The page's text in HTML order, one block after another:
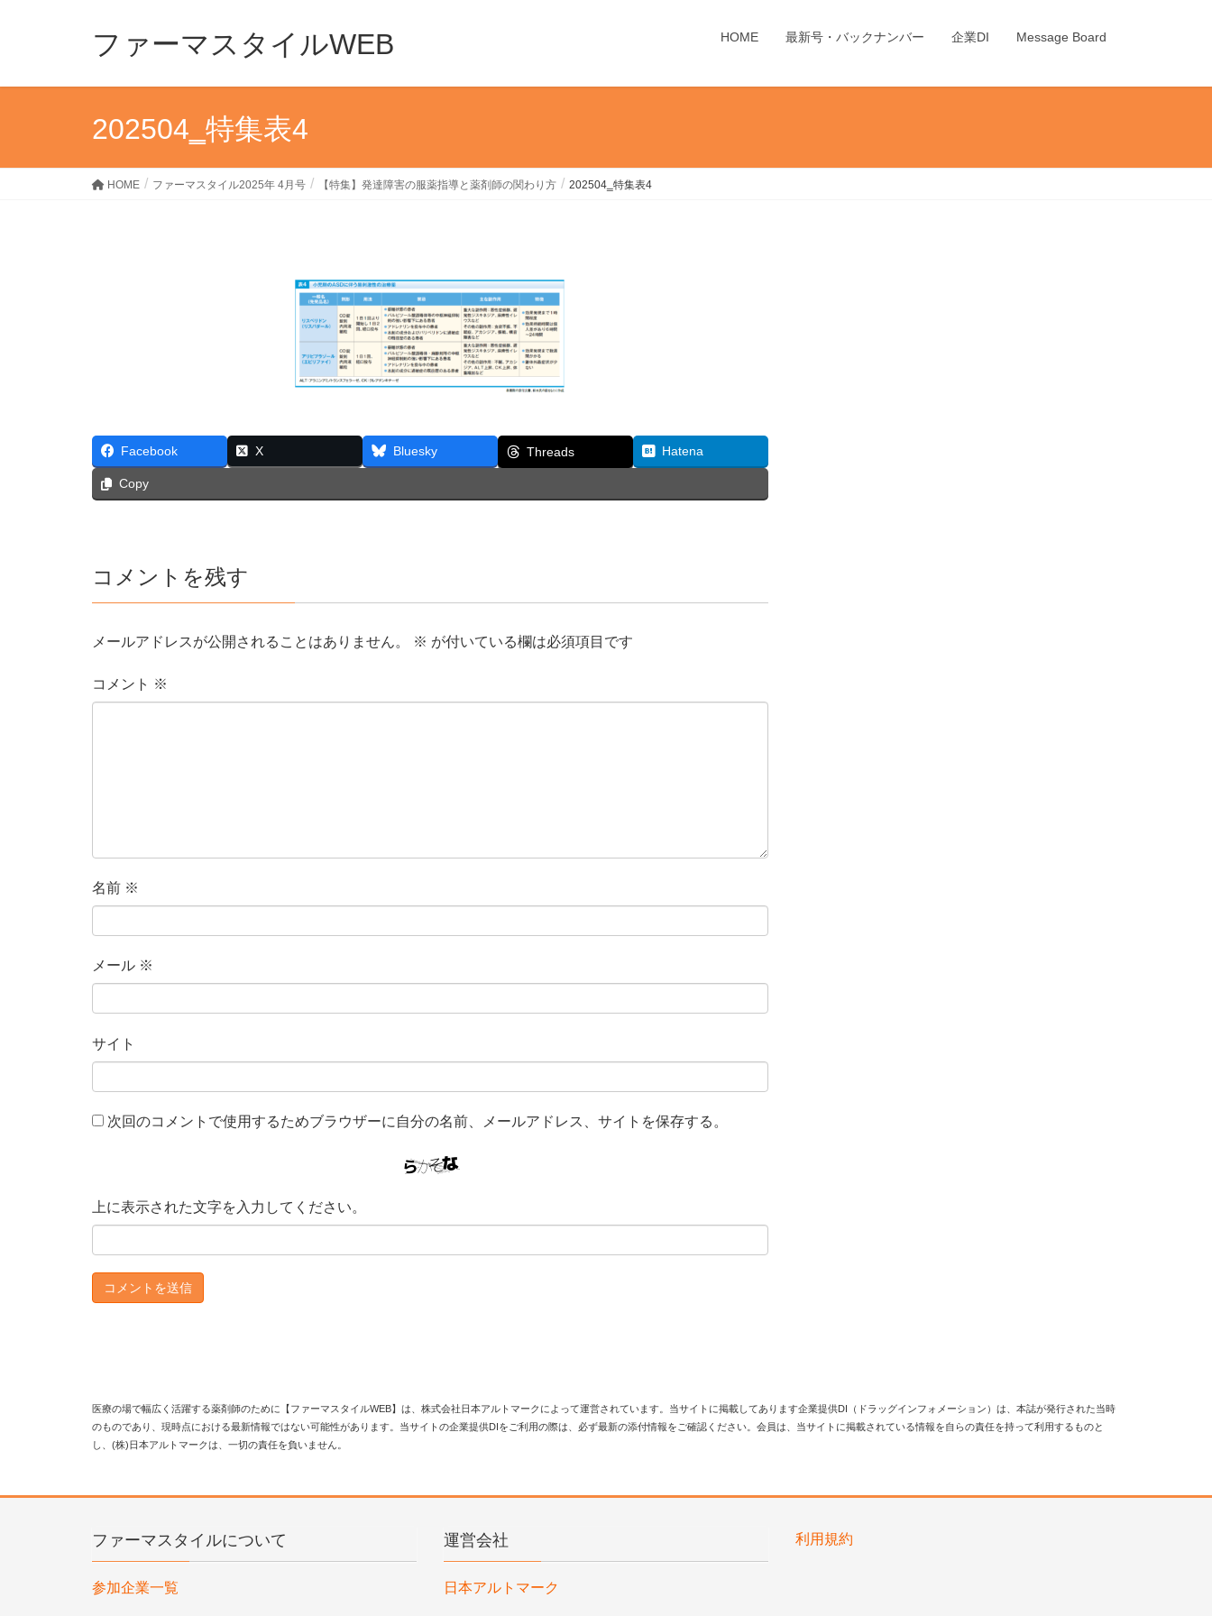
ファーマスタイルWEB HOME 最新号・バックナンバー 企業DI Message Board
202504‗特集表4
HOME ファーマスタイル2025年 4月号 【特集】発達障害の服薬指導と薬剤師の関わり方 202504‗特集表4
Facebook X Bluesky Threads Hatena
Copy
コメントを残す
メールアドレスが公開されることはありません。 ※ が付いている欄は必須項目です
コメント ※
名前 ※
メール ※
サイト
次回のコメントで使用するためブラウザーに自分の名前、メールアドレス、サイトを保存する。
上に表示された文字を入力してください。
医療の場で幅広く活躍する薬剤師のために【ファーマスタイルWEB】は、株式会社日本アルトマークによって運営されています。当サイトに掲載してあります企業提供DI（ドラッグインフォメーション）は、本誌が発行された当時
のものであり、現時点における最新情報ではない可能性があります。当サイトの企業提供DIをご利用の際は、必ず最新の添付情報をご確認ください。会員は、当サイトに掲載されている情報を自らの責任を持って利用するものと
し、(株)日本アルトマークは、一切の責任を負いません。
ファーマスタイルについて
参加企業一覧
運営会社
日本アルトマーク
利用規約